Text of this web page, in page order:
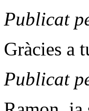
Publicat
Gràcies a
Publicat